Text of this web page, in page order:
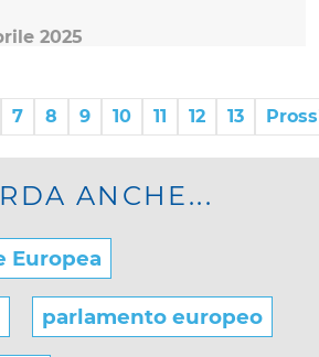
2025
7 8 9 10 11 12 13
ANCHE...
Europea
parlamento europeo